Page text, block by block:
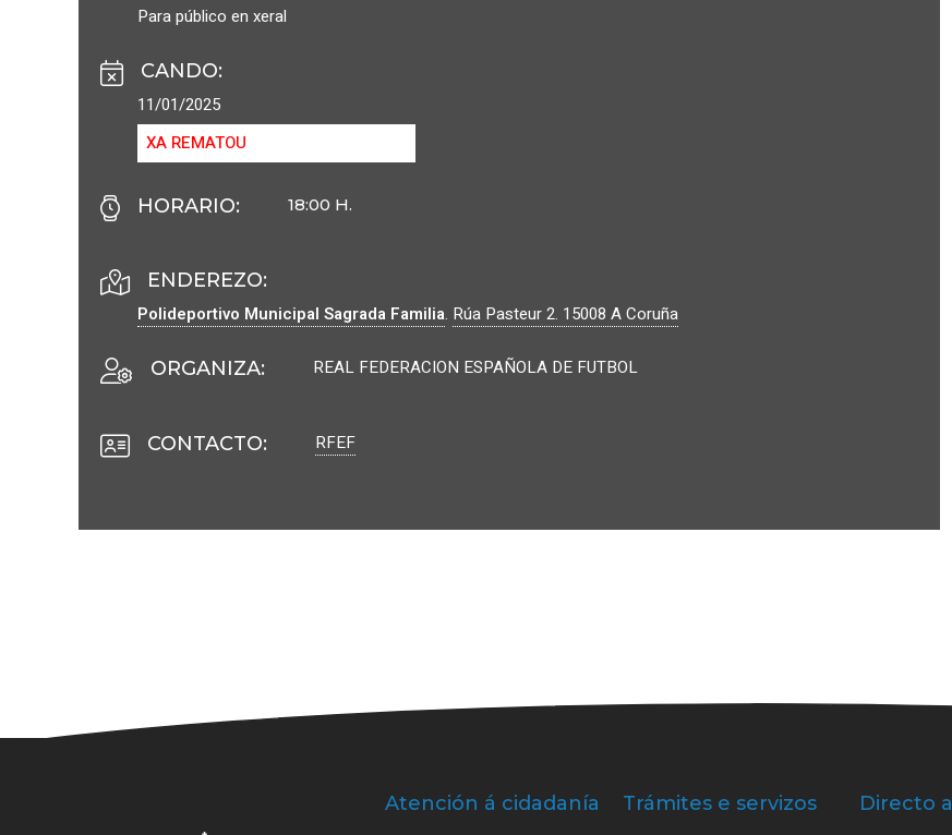
Para público en xeral
CANDO:
11/01/2025
XA REMATOU
HORARIO: 18:00 H.
ENDEREZO:
Polideportivo Municipal Sagrada Familia. Rúa Pasteur 2. 15008 A Coruña
ORGANIZA: REAL FEDERACION ESPAÑOLA DE FUTBOL
CONTACTO: RFEF
Atención á cidadanía Trámites e servizos Directo a